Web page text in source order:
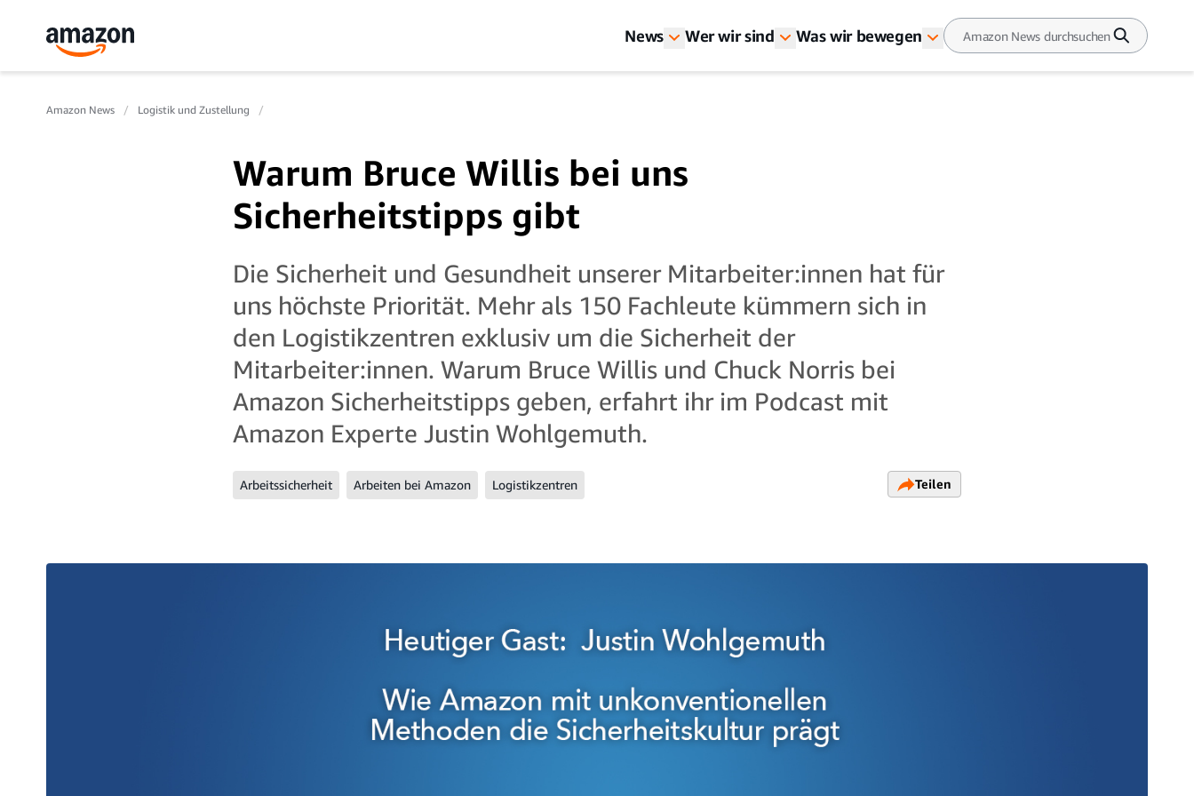
News Wer wir sind Was wir bewegen
Amazon News Logistik und Zustellung
Warum Bruce Willis bei uns
Sicherheitstipps gibt
Die Sicherheit und Gesundheit unserer Mitarbeiter:innen hat für
uns höchste Priorität. Mehr als 150 Fachleute kümmern sich in
den Logistikzentren exklusiv um die Sicherheit der
Mitarbeiter:innen. Warum Bruce Willis und Chuck Norris bei
Amazon Sicherheitstipps geben, erfahrt ihr im Podcast mit
Amazon Experte Justin Wohlgemuth.
Arbeitssicherheit Arbeiten bei Amazon Logistikzentren Teilen